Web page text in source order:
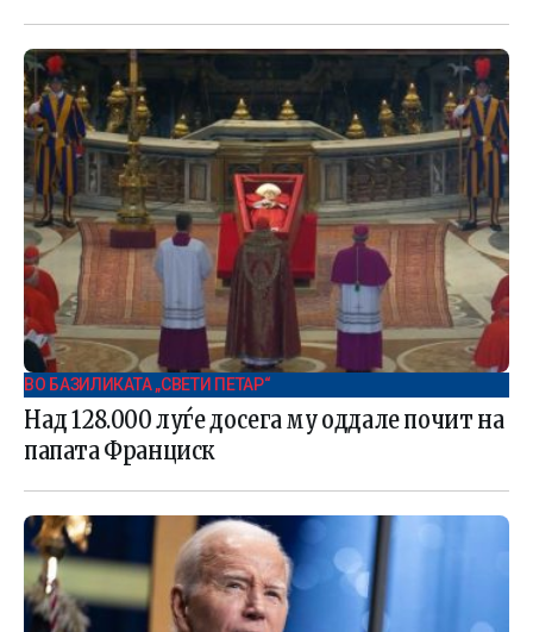
ВО БАЗИЛИКАТА „СВЕТИ ПЕТАР“
Над 128.000 луѓе досега му оддале почит на
папата Франциск